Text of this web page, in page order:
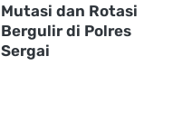
Mutasi dan Rotasi
Bergulir di Polres
Sergai